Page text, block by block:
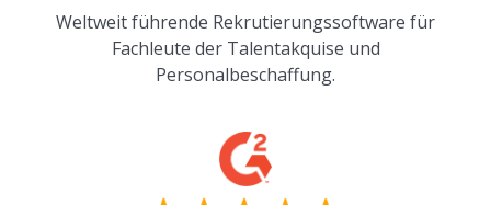
Weltweit führende Rekrutierungssoftware für
Fachleute der Talentakquise und
Personalbeschaffung.